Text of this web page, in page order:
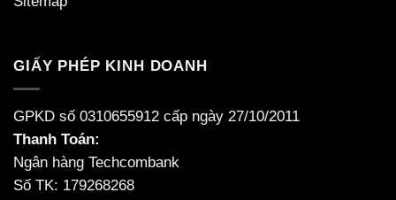
GIẤY PHÉP KINH DOANH
GPKD số 0310655912 cấp ngày 27/10/2011
Thanh Toán:
Ngân hàng Techcombank
Số TK: 179268268